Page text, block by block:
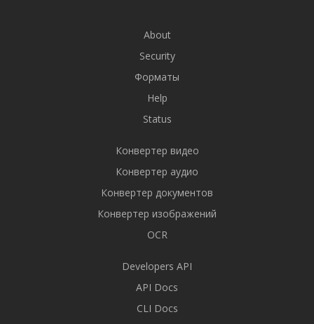
About
Security
Форматы
Help
Status
Конвертер видео
Конвертер аудио
Конвертер документов
Конвертер изображений
OCR
Developers API
API Docs
CLI Docs